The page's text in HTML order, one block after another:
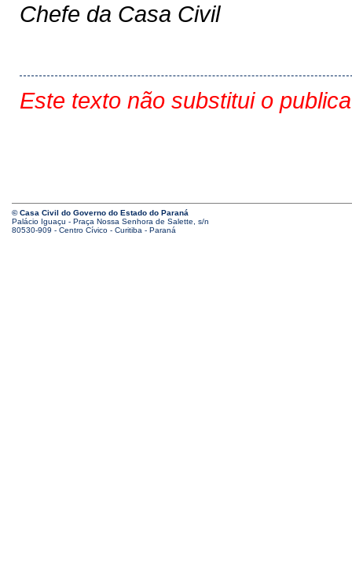
Chefe da Casa Civil
Este texto não substitui o
© Casa Civil do Governo do Estado do Paraná
Palácio Iguaçu - Praça Nossa Senhora de Salette, s/n
80530-909 - Centro Cívico - Curitiba - Paraná